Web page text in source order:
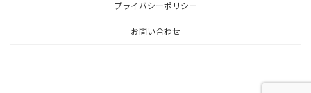
プライバシーポリシー
お問い合わせ